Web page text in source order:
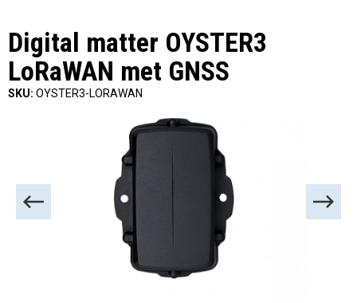
Digital matter OYSTER3
LoRaWAN met GNSS
SKU: OYSTER3-LORAWAN